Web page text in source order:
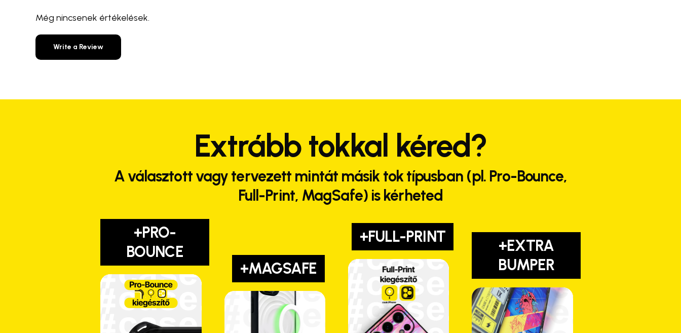
Még nincsenek értékelések.
Write a Review
Extrább tokkal kéred?
A választott vagy tervezett mintát másik tok típusban (pl. Pro-Bounce,
Full-Print, MagSafe) is kérheted
+PRO-
BOUNCE
+MAGSAFE
+FULL-PRINT
+EXTRA
BUMPER